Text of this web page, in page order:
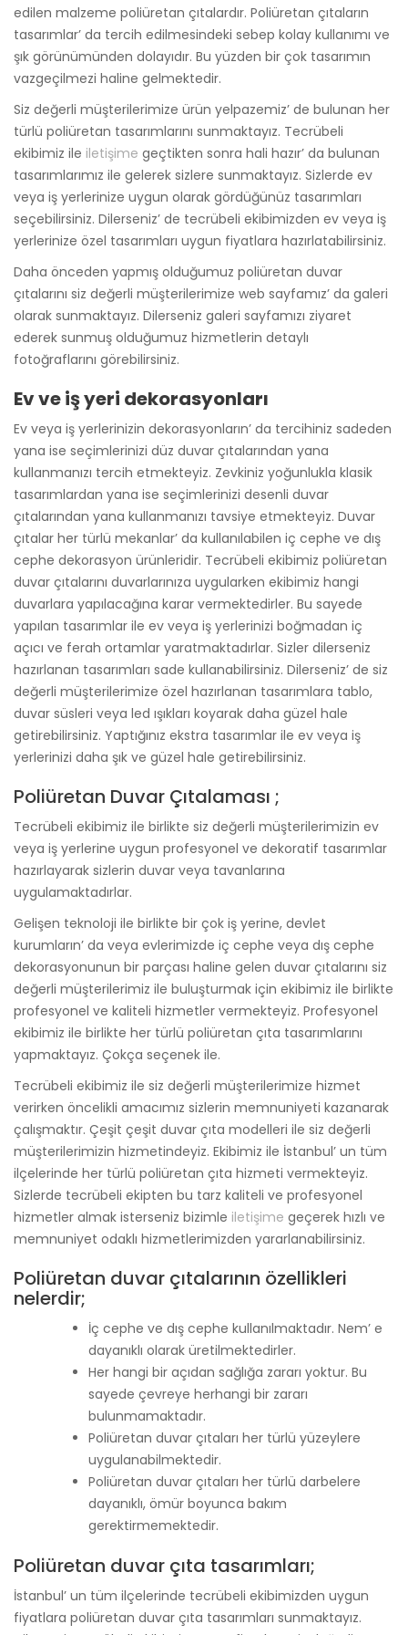
edilen malzeme poliüretan çıtalardır. Poliüretan çıtaların
tasarımlar’ da tercih edilmesindeki sebep kolay kullanımı ve
şık görünümünden dolayıdır. Bu yüzden bir çok tasarımın
vazgeçilmezi haline gelmektedir.
Siz değerli müşterilerimize ürün yelpazemiz’ de bulunan her
türlü poliüretan tasarımlarını sunmaktayız. Tecrübeli
ekibimiz ile iletişime geçtikten sonra hali hazır’ da bulunan
tasarımlarımız ile gelerek sizlere sunmaktayız. Sizlerde ev
veya iş yerlerinize uygun olarak gördüğünüz tasarımları
seçebilirsiniz. Dilerseniz’ de tecrübeli ekibimizden ev veya iş
yerlerinize özel tasarımları uygun fiyatlara hazırlatabilirsiniz.
Daha önceden yapmış olduğumuz poliüretan duvar
çıtalarını siz değerli müşterilerimize web sayfamız’ da galeri
olarak sunmaktayız. Dilerseniz galeri sayfamızı ziyaret
ederek sunmuş olduğumuz hizmetlerin detaylı
fotoğraflarını görebilirsiniz.
Ev ve iş yeri dekorasyonları
Ev veya iş yerlerinizin dekorasyonların’ da tercihiniz sadeden
yana ise seçimlerinizi düz duvar çıtalarından yana
kullanmanızı tercih etmekteyiz. Zevkiniz yoğunlukla klasik
tasarımlardan yana ise seçimlerinizi desenli duvar
çıtalarından yana kullanmanızı tavsiye etmekteyiz. Duvar
çıtalar her türlü mekanlar’ da kullanılabilen iç cephe ve dış
cephe dekorasyon ürünleridir. Tecrübeli ekibimiz poliüretan
duvar çıtalarını duvarlarınıza uygularken ekibimiz hangi
duvarlara yapılacağına karar vermektedirler. Bu sayede
yapılan tasarımlar ile ev veya iş yerlerinizi boğmadan iç
açıcı ve ferah ortamlar yaratmaktadırlar. Sizler dilerseniz
hazırlanan tasarımları sade kullanabilirsiniz. Dilerseniz’ de siz
değerli müşterilerimize özel hazırlanan tasarımlara tablo,
duvar süsleri veya led ışıkları koyarak daha güzel hale
getirebilirsiniz. Yaptığınız ekstra tasarımlar ile ev veya iş
yerlerinizi daha şık ve güzel hale getirebilirsiniz.
Poliüretan Duvar Çıtalaması ;
Tecrübeli ekibimiz ile birlikte siz değerli müşterilerimizin ev
veya iş yerlerine uygun profesyonel ve dekoratif tasarımlar
hazırlayarak sizlerin duvar veya tavanlarına
uygulamaktadırlar.
Gelişen teknoloji ile birlikte bir çok iş yerine, devlet
kurumların’ da veya evlerimizde iç cephe veya dış cephe
dekorasyonunun bir parçası haline gelen duvar çıtalarını siz
değerli müşterilerimiz ile buluşturmak için ekibimiz ile birlikte
profesyonel ve kaliteli hizmetler vermekteyiz. Profesyonel
ekibimiz ile birlikte her türlü poliüretan çıta tasarımlarını
yapmaktayız. Çokça seçenek ile.
Tecrübeli ekibimiz ile siz değerli müşterilerimize hizmet
verirken öncelikli amacımız sizlerin memnuniyeti kazanarak
çalışmaktır. Çeşit çeşit duvar çıta modelleri ile siz değerli
müşterilerimizin hizmetindeyiz. Ekibimiz ile İstanbul’ un tüm
ilçelerinde her türlü poliüretan çıta hizmeti vermekteyiz.
Sizlerde tecrübeli ekipten bu tarz kaliteli ve profesyonel
hizmetler almak isterseniz bizimle iletişime geçerek hızlı ve
memnuniyet odaklı hizmetlerimizden yararlanabilirsiniz.
Poliüretan duvar çıtalarının özellikleri
nelerdir;
İç cephe ve dış cephe kullanılmaktadır. Nem’ e
dayanıklı olarak üretilmektedirler.
Her hangi bir açıdan sağlığa zararı yoktur. Bu
sayede çevreye herhangi bir zararı
bulunmamaktadır.
Poliüretan duvar çıtaları her türlü yüzeylere
uygulanabilmektedir.
Poliüretan duvar çıtaları her türlü darbelere
dayanıklı, ömür boyunca bakım
gerektirmemektedir.
Poliüretan duvar çıta tasarımları;
İstanbul’ un tüm ilçelerinde tecrübeli ekibimizden uygun
fiyatlara poliüretan duvar çıta tasarımları sunmaktayız.